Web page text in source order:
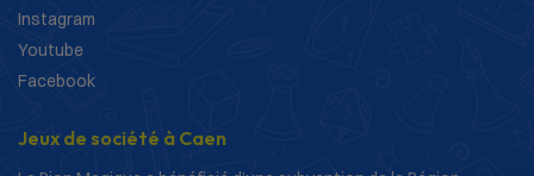
Instagram
Youtube
Facebook
Jeux de société à Caen